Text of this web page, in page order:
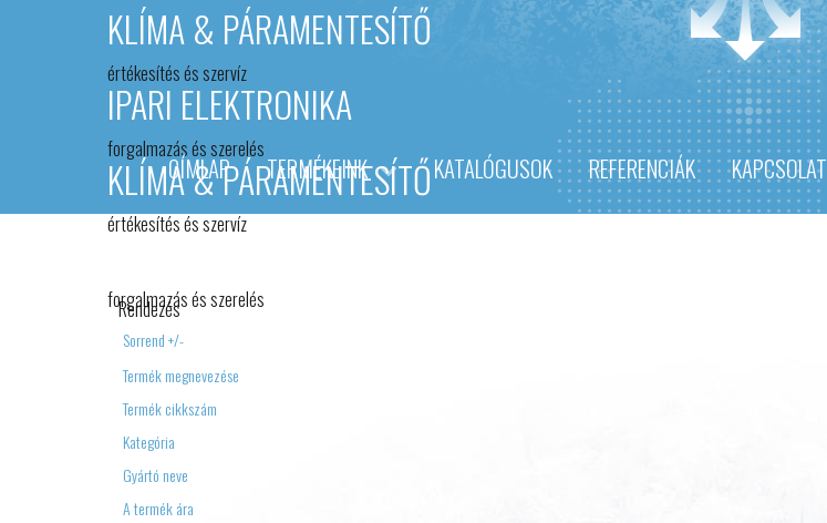
KLÍMA & PÁRAMENTESÍTŐ
értékesítés és szervíz
IPARI ELEKTRONIKA
forgalmazás és szerelés
KLÍMA & PÁRAMENTESÍTŐ
értékesítés és szervíz
forgalmazás és szerelés
CÍMLAP TERMÉKEINK KATALÓGUSOK REFERENCIÁK KAPCSOLAT
Rendezés
Sorrend +/-
Termék megnevezése
Termék cikkszám
Kategória
Gyártó neve
A termék ára